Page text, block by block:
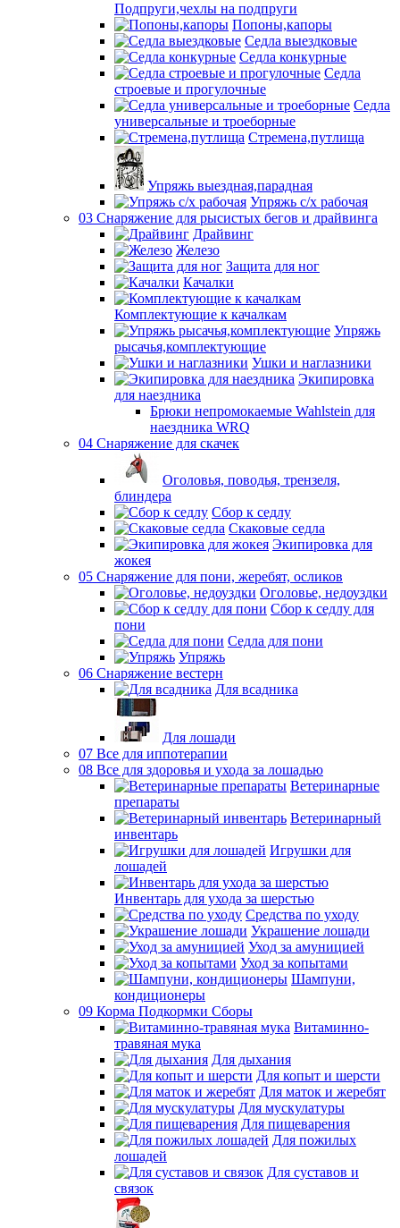
Подпруги,чехлы на подпруги
Попоны,капоры
Седла выездковые
Седла конкурные
Седла
строевые и прогулочные
Седла
универсальные и троеборные
Стремена,путлища
Упряжь выездная,парадная
Упряжь с/х рабочая
03 Снаряжение для рысистых бегов и драйвинга
Драйвинг
Железо
Защита для ног
Качалки
Комплектующие к качалкам
Упряжь
рысачья,комплектующие
Ушки и наглазники
Экипировка
для наездника
Брюки непромокаемые Wahlstein для
наездника WRQ
04 Снаряжение для скачек
Оголовья, поводья, трензеля,
блиндера
Сбор к седлу
Скаковые седла
Экипировка для
жокея
05 Снаряжение для пони, жеребят, осликов
Оголовье, недоуздки
Сбор к седлу для
пони
Седла для пони
Упряжь
06 Снаряжение вестерн
Для всадника
Для лошади
07 Все для иппотерапии
08 Все для здоровья и ухода за лошадью
Ветеринарные
препараты
Ветеринарный
инвентарь
Игрушки для
лошадей
Инвентарь для ухода за шерстью
Средства по уходу
Украшение лошади
Уход за амуницией
Уход за копытами
Шампуни,
кондиционеры
09 Корма Подкормки Сборы
Витаминно-
травяная мука
Для дыхания
Для копыт и шерсти
Для маток и жеребят
Для мускулатуры
Для пищеварения
Для пожилых
лошадей
Для суставов и
связок